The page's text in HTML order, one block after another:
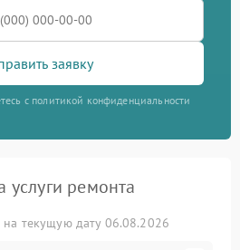
заявку
с политикой конфиденциальности
услуги ремонта
текущую дату 06.08.2026